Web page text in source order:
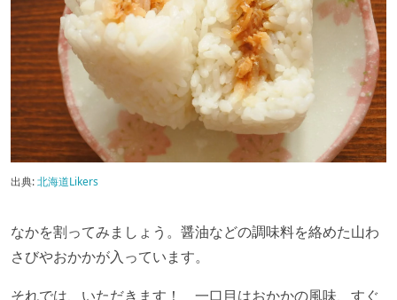
出典:北海道Likers
なかを割ってみましょう。醤油などの調味料を絡めた山わ
さびやおかかが入っています。
それでは、いただきます！ 一口目はおかかの風味、すぐ